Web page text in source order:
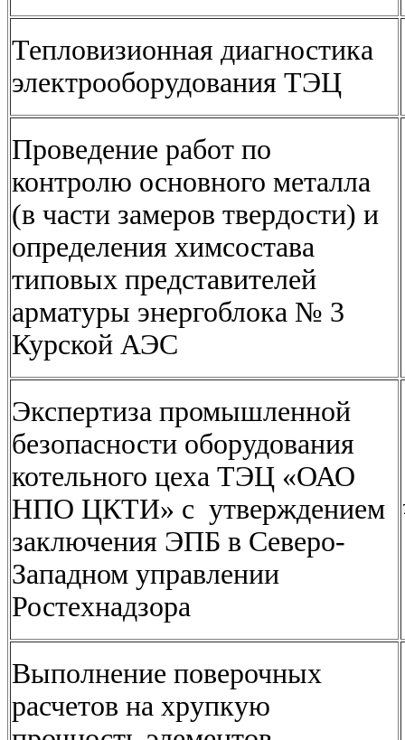
Тепловизионная диагностика
электрооборудования ТЭЦ
Проведение работ по
контролю основного металла
(в части замеров твердости) и
определения химсостава
типовых представителей
арматуры энергоблока № 3
Курской АЭС
Экспертиза промышленной
безопасности оборудования
котельного цеха ТЭЦ «ОАО
НПО ЦКТИ» с утверждением
заключения ЭПБ в Северо-
Западном управлении
Ростехнадзора
Выполнение поверочных
расчетов на хрупкую